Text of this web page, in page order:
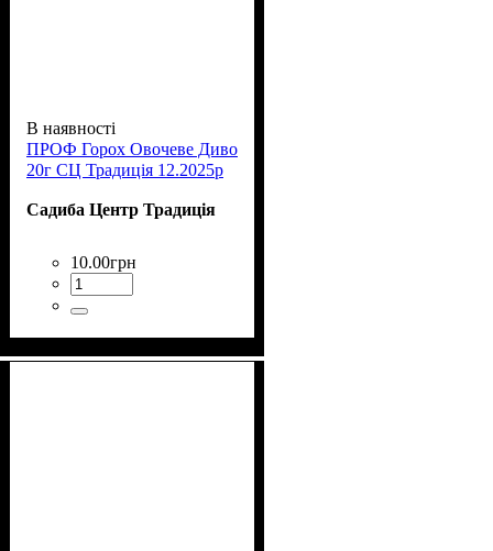
В наявності
ПРОФ Горох Овочеве Диво
20г СЦ Традиція 12.2025р
Садиба Центр Традиція
10.00грн